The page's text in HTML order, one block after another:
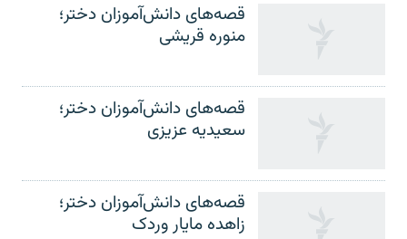
قصه‌های دانش‌آموزان دختر؛
منوره قریشی
قصه‌های دانش‌آموزان دختر؛
سعیدیه عزیزی
قصه‌های دانش‌آموزان دختر؛
زاهده مایار وردک